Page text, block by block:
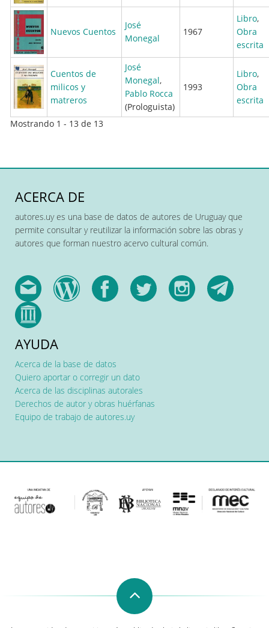
Nuevos Cuentos
José
Monegal
1967
Libro,
Obra
escrita
Cuentos de
milicos y
matreros
José
Monegal,
Pablo Rocca
(Prologuista)
1993
Libro,
Obra
escrita
Mostrando 1 - 13 de 13
ACERCA DE
autores.uy es una base de datos de autores de Uruguay que
permite consultar y reutilizar la información sobre las obras y
autores que forman nuestro acervo cultural común.
AYUDA
Acerca de la base de datos
Quiero aportar o corregir un dato
Acerca de las disciplinas autorales
Derechos de autor y obras huérfanas
Equipo de trabajo de autores.uy